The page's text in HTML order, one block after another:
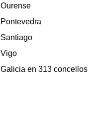
Ourense
Pontevedra
Santiago
Vigo
Galicia en 313 concellos